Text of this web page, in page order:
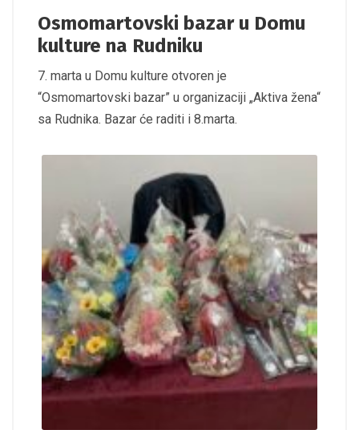
Osmomartovski bazar u Domu
kulture na Rudniku
7. marta u Domu kulture otvoren je
“Osmomartovski bazar” u organizaciji „Aktiva žena“
sa Rudnika. Bazar će raditi i 8.marta.